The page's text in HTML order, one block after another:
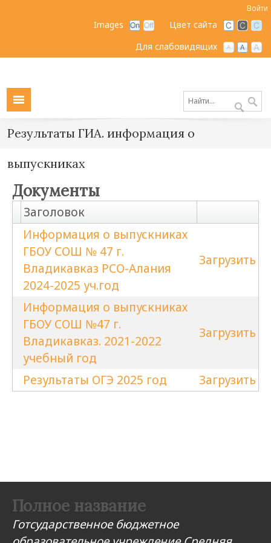
Войти
Цвет сайта
Images
Для слабовидящих
Результаты ГИА. информация о
выпускниках
Документы
Заголовок
Информация о выпускниках
ГБОУ СОШ № 47 г.
Владикавказ РСО-Алания
2024-2025 уч.год
Загрузить
Информация о выпускниках
ГБОУ СОШ №47 г.
Владикавказ. 2021-2022
учебный год
Загрузить
Результаты ОГЭ 2025 год Загрузить
Полное название
Готсударственное бюджетное